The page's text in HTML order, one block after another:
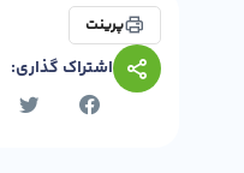
پرینت
اشتراک گذاری: